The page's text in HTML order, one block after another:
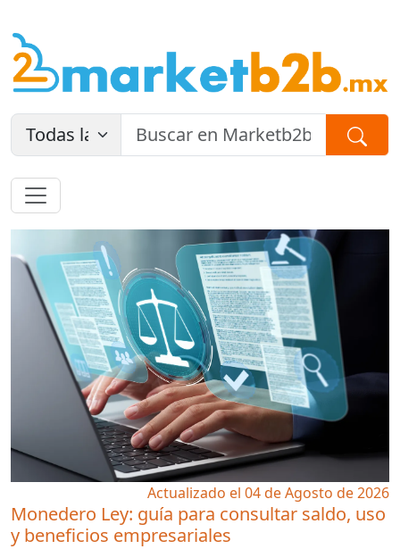
Actualizado el 04 de Agosto de 2026
Monedero Ley: guía para consultar saldo, uso
y beneficios empresariales